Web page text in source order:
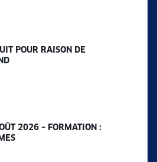
POUR RAISON DE
2026 – FORMATION :